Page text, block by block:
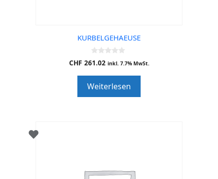
KURBELGEHAEUSE
0
o
o
f
5
CHF 261.02 inkl. 7.7% MwSt.
Weiterlesen